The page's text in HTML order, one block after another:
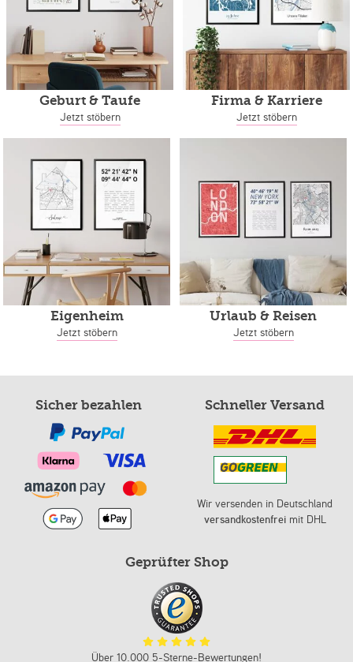
Geburt & Taufe
Jetzt stöbern
Firma & Karriere
Jetzt stöbern
Eigenheim
Jetzt stöbern
Urlaub & Reisen
Jetzt stöbern
Sicher bezahlen Schneller Versand
Wir versenden in Deutschland
versandkostenfreimit DHL
Geprüfter Shop
Über 10.000 5-Sterne-Bewertungen!